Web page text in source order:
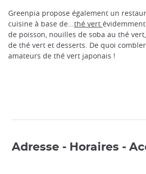
Greenpia propose également un
cuisine à base de...thé vert
de poisson, nouilles de soba au thé
de thé vert et desserts. De quoi
amateurs de thé vert japonais !
Adresse - Horaires -